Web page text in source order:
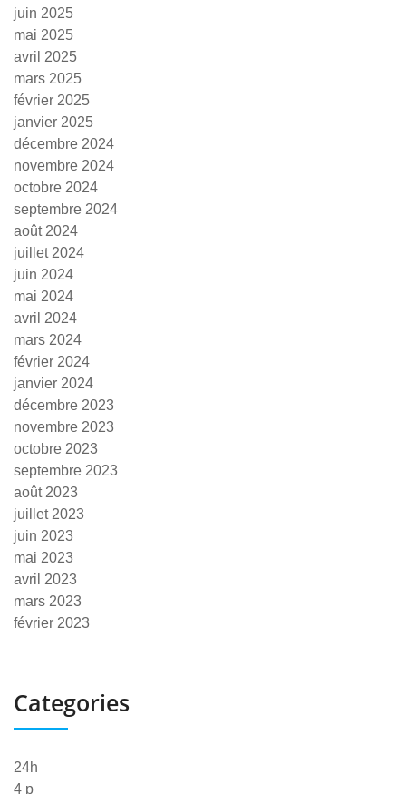
juin 2025
mai 2025
avril 2025
mars 2025
février 2025
janvier 2025
décembre 2024
novembre 2024
octobre 2024
septembre 2024
août 2024
juillet 2024
juin 2024
mai 2024
avril 2024
mars 2024
février 2024
janvier 2024
décembre 2023
novembre 2023
octobre 2023
septembre 2023
août 2023
juillet 2023
juin 2023
mai 2023
avril 2023
mars 2023
février 2023
Categories
24h
4 p